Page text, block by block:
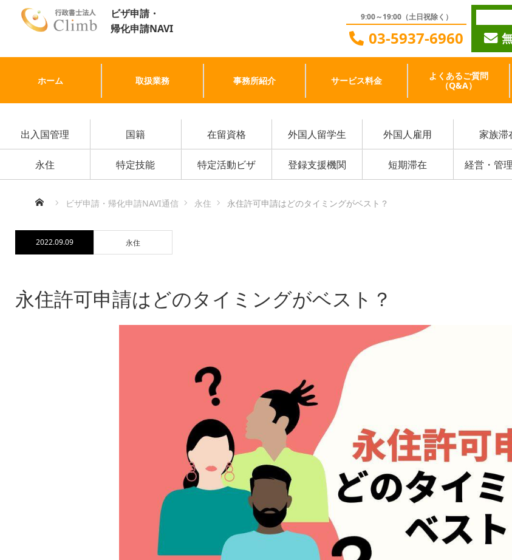
ビザ申請・
帰化申請NAVI
9:00～19:00（土日祝除く）
03-5937-6960
ホーム 取扱業務 事務所紹介 サービス料金
よくあるご質問
（Q&A）
出入国管理 国籍 在留資格 外国人留学生 外国人雇用 家族滞
永住 特定技能 特定活動ビザ 登録支援機関 短期滞在 経営・管
ホームビザ申請・帰化申請NAVI通信 永住 永住許可申請はどのタイミングがベスト？
2022.09.09 永住
永住許可申請はどのタイミングがベスト？